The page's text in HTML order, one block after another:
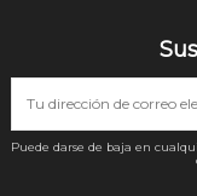
Puede darse de baja en